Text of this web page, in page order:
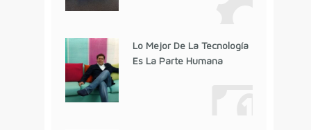
Lo Mejor De La Tecnología
Es La Parte Humana